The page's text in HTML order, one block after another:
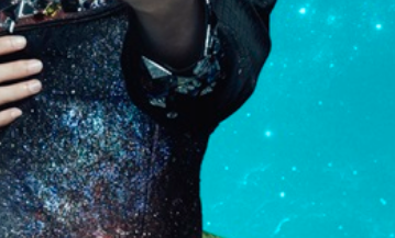
TVアニメ『戦隊大失格』
radio 大直会 2nd season